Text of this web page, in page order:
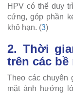
HPV có thể duy
cứng, góp phần
khô hạn. (3)
2. Thời
trên các bề
Theo các chuyên
mặt ảnh hưởng